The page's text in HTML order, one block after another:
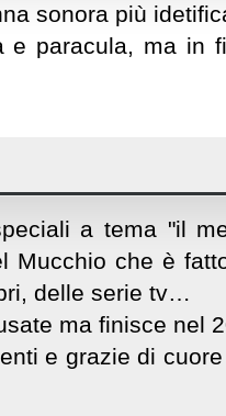
sonora più
e paracula, ma in
a tema "il
Mucchio che è
delle serie tv…
ma finisce nel
e grazie di